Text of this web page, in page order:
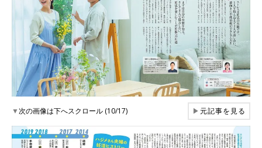
▼次の画像は下へスクロール (10/17) ▶元記事を見る